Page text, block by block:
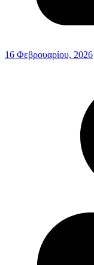
16 Φεβρουαρίου, 2026